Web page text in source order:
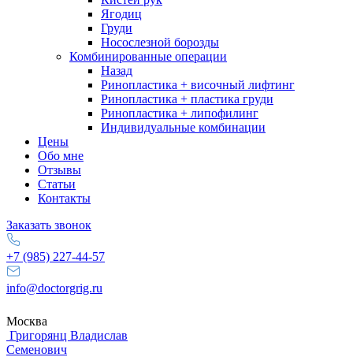
Ягодиц
Груди
Носослезной борозды
Комбинированные операции
Назад
Ринопластика + височный лифтинг
Ринопластика + пластика груди
Ринопластика + липофилинг
Индивидуальные комбинации
Цены
Обо мне
Отзывы
Статьи
Контакты
Заказать звонок
+7 (985) 227-44-57
info@doctorgrig.ru
Москва
Григорянц Владислав
Семенович